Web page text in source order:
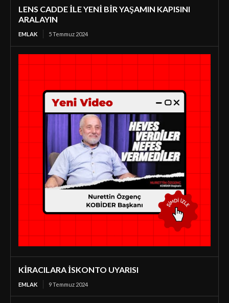
LENS CADDE İLE YENİ BİR YAŞAMIN KAPISINI
ARALAYIN
EMLAK 5 Temmuz 2024
KİRACILARA İSKONTO UYARISI
EMLAK 9 Temmuz 2024